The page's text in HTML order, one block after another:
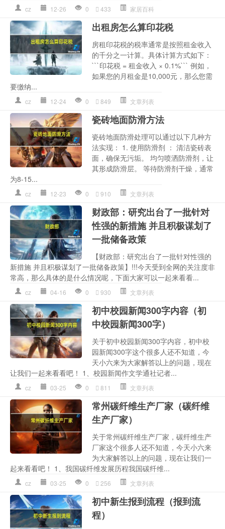
cz 12-26 0 433 家居百科
出租房怎么算印花税
房租印花税的税率通常是按照租金收入
的千分之一计算。具体计算方式如下：
```印花税 = 租金收入 × 0.1%``` 例如，
如果您的月租金是10,000元，那么您需
要缴纳...
cz 12-24 0 849 文章列表
瓷砖地面防滑方法
瓷砖地面防滑处理可以通过以下几种方
法实现： 1. 使用防滑剂 ： 清洁瓷砖表
面，确保无污垢。 均匀喷洒防滑剂，让
其形成防滑层。 等待防滑剂干燥，通常
为8-15...
cz 12-23 0 910 文章列表
财政部：研究出台了一批针对
性强的新措施 并且积极谋划了
一批储备政策
【财政部：研究出台了一批针对性强的
新措施 并且积极谋划了一批储备政策】!!!今天受到全网的关注度非
常高，那么具体的是什么情况呢，下面大家可以一起来看看...
cz 04-16 0 930 文章列表
初中校园新闻300字内容（初
中校园新闻300字）
关于初中校园新闻300字内容，初中校
园新闻300字这个很多人还不知道，今
天小六来为大家解答以上的问题，现在
让我们一起来看看吧！ 1、校园新闻作文学通社记者...
cz 03-25 0 811 文章列表
常州碳纤维生产厂家（碳纤维
生产厂家）
关于常州碳纤维生产厂家，碳纤维生产
厂家这个很多人还不知道，今天小六来
为大家解答以上的问题，现在让我们一
起来看看吧！ 1、我国碳纤维发展历程我国碳纤维...
cz 03-25 0 256 文章列表
初中新生报到流程（报到流
程）